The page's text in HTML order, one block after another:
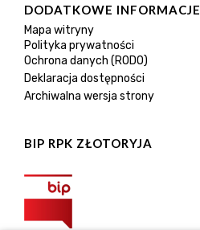
DODATKOWE INFORMACJE
Mapa witryny
Polityka prywatności
Ochrona danych (RODO)
Deklaracja dostępności
Archiwalna wersja strony
BIP RPK ZŁOTORYJA